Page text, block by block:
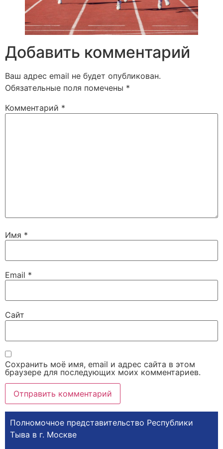
Добавить комментарий
Ваш адрес email не будет опубликован.
Обязательные поля помечены *
Комментарий *
Имя *
Email *
Сайт
Сохранить моё имя, email и адрес сайта в этом
браузере для последующих моих комментариев.
Полномочное представительство Республики
Тыва в г. Москве